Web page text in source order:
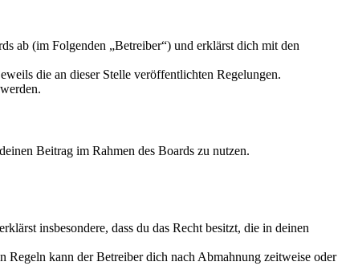
ab (im Folgenden „Betreiber“) und erklärst dich mit den
die an dieser Stelle veröffentlichten Regelungen.
Beitrag im Rahmen des Boards zu nutzen.
insbesondere, dass du das Recht besitzt, die in deinen
Regeln kann der Betreiber dich nach Abmahnung zeitweise oder